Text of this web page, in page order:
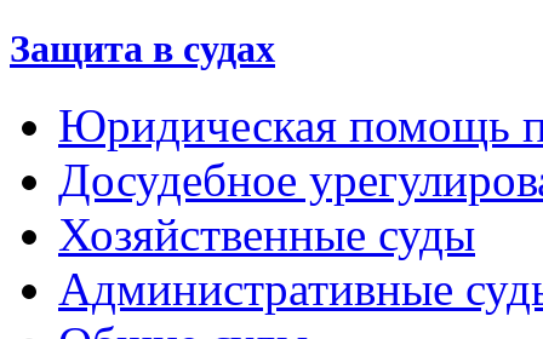
Защита в судах
Юридическая помощь
Досудебное
Хозяйственные суды
Административные